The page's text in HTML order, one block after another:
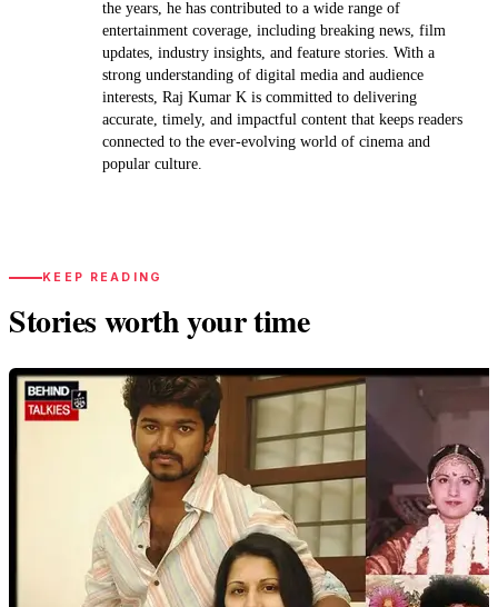
the years, he has contributed to a wide range of
entertainment coverage, including breaking news, film
updates, industry insights, and feature stories. With a
strong understanding of digital media and audience
interests, Raj Kumar K is committed to delivering
accurate, timely, and impactful content that keeps readers
connected to the ever-evolving world of cinema and
popular culture.
KEEP READING
Stories worth your time